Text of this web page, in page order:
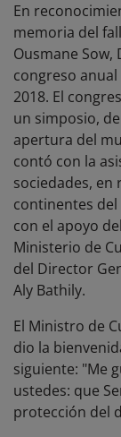
En
memoria del
Ousmane
congreso anual
2018. El
un simposio,
apertura del
contó con la
sociedades,
continentes
con el apoyo
Ministerio de
del Director
Aly Bathily.
El Ministro de
dio la
siguiente: "Me
ustedes: que
protección del